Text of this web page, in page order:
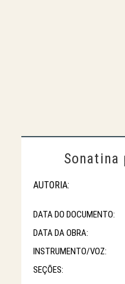
Sonatina
AUTORIA:
DATA DO DOCUMENTO:
DATA DA OBRA:
INSTRUMENTO/VOZ:
SEÇÕES: